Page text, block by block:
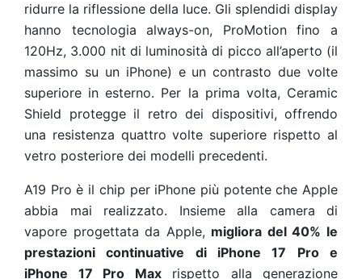
ridurre la riflessione della luce. Gli splendidi display
hanno tecnologia always-on, ProMotion fino a
120Hz, 3.000 nit di luminosità di picco all’aperto (il
massimo su un iPhone) e un contrasto due volte
superiore in esterno. Per la prima volta, Ceramic
Shield protegge il retro dei dispositivi, offrendo
una resistenza quattro volte superiore rispetto al
vetro posteriore dei modelli precedenti.
A19 Pro è il chip per iPhone più potente che Apple
abbia mai realizzato. Insieme alla camera di
vapore progettata da Apple, migliora del 40% le
prestazioni continuative di iPhone 17 Pro e
iPhone 17 Pro Maxrispetto alla generazione